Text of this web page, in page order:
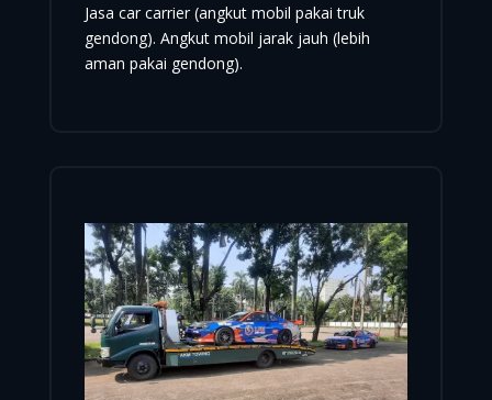
Jasa car carrier (angkut mobil pakai truk
gendong). Angkut mobil jarak jauh (lebih
aman pakai gendong).